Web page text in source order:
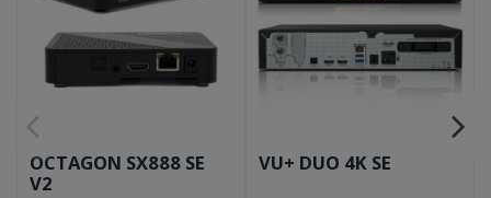
OCTAGON SX888 SE
V2
VU+ DUO 4K SE